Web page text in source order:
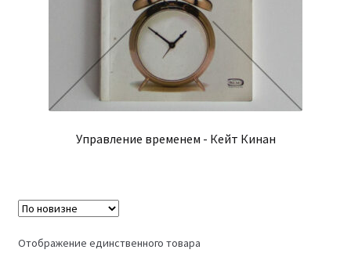
Управление временем - Кейт Кинан
Отображение единственного товара